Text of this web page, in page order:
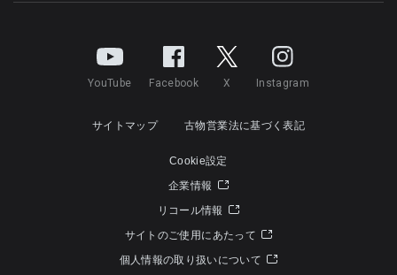
YouTube Facebook X Instagram
サイトマップ 古物営業法に基づく表記
Cookie設定
企業情報
リコール情報
サイトのご使用にあたって
個人情報の取り扱いについて